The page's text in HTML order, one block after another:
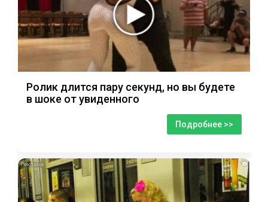
Ролик длится пару секунд, но вы будете
в шоке от увиденного
Подробнее >>
i